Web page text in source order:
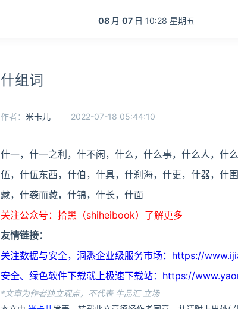
08 月 07 日 10:28 星期五
什组词
作者： 米卡儿 2022-07-18 05:44:10
什一，什一之利，什不闲，什么，什么事，什么人，什
伍，什伍东西，什伯，什具，什刹海，什吏，什器，什
藏，什袭而藏，什锦，什长，什面
关注公众号：拾黑（shiheibook）了解更多
友情链接：
关注数据与安全，洞悉企业级服务市场：https://
安全、绿色软件下载就上极速下载站：https://
*文章为作者独立观点，不代表 牛品汇 立场